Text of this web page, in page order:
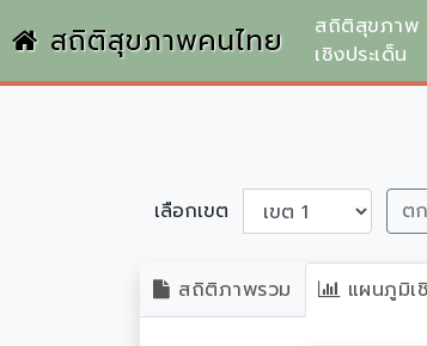
สถิติสุขภาพคนไทย
สถิติสุขภาพ
เชิงประเด็น
เลือกเขต ต
สถิติภาพรวม แผนภูมิเชิ